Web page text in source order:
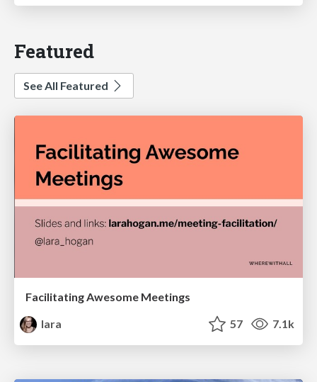
Featured
See All Featured
Facilitating Awesome Meetings
lara
57 7.1k